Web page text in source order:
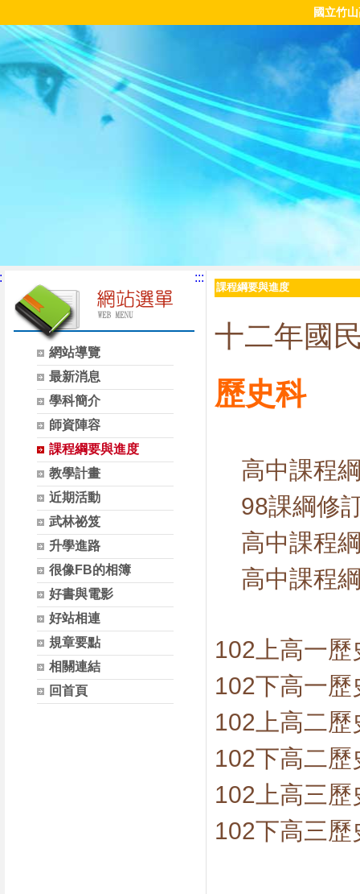
國立竹
網站導覽
最新消息
學科簡介
師資陣容
課程綱要與進度
教學計畫
近期活動
武林祕笈
升學進路
很像FB的相簿
好書與電影
好站相連
規章要點
相關連結
回首頁
:::
課程綱要與進度
十二年國
歷史科
高中課程
98課綱修
高中課程
高中課程
102上高一
102下高一
102上高二
102下高二
102上高三
102下高三